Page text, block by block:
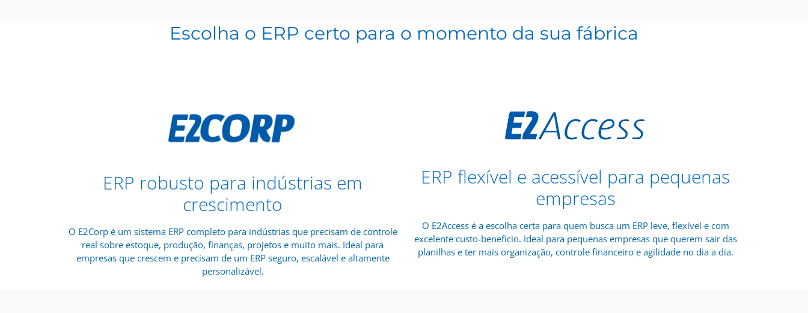
Escolha o ERP certo para o momento da sua fábrica
ERP robusto para indústrias em
crescimento
O E2Corp é um sistema ERP completo para indústrias que precisam de controle
real sobre estoque, produção, finanças, projetos e muito mais. Ideal para
empresas que crescem e precisam de um ERP seguro, escalável e altamente
personalizável.
ERP flexível e acessível para pequenas
empresas
O E2Access é a escolha certa para quem busca um ERP leve, flexível e com
excelente custo-benefício. Ideal para pequenas empresas que querem sair das
planilhas e ter mais organização, controle financeiro e agilidade no dia a dia.